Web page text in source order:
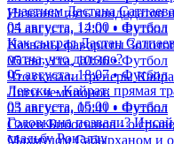
Названы пять
05 августа, 12:01 • Футбол
Названы фавориты
05 августа, 10:36 • Футбол
Что сказали тренеры
Лиги чемпионов
05 августа, 09:41 • Футбол
Сакен Бибосынов - о
Махмудом Сабырханом и
участием Дастана Сатпаева
04 августа, 14:00 • Футбол
Как сыграл Дастан
матча, что дальше?
05 августа, 18:07 • Футбол
Левски - Кайрат: прямая
03 августа, 15:00 • Футбол
Головкина позвали?
свадьбу Роналду